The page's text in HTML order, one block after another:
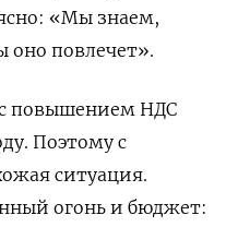
«Мы знаем,
оно повлечет».
с повышением НДС
Поэтому с
ситуация.
огонь и бюджет: